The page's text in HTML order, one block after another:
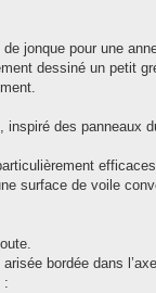
jonque pour une
dessiné un petit
inspiré des panneaux
surface de voile
bordée dans
: